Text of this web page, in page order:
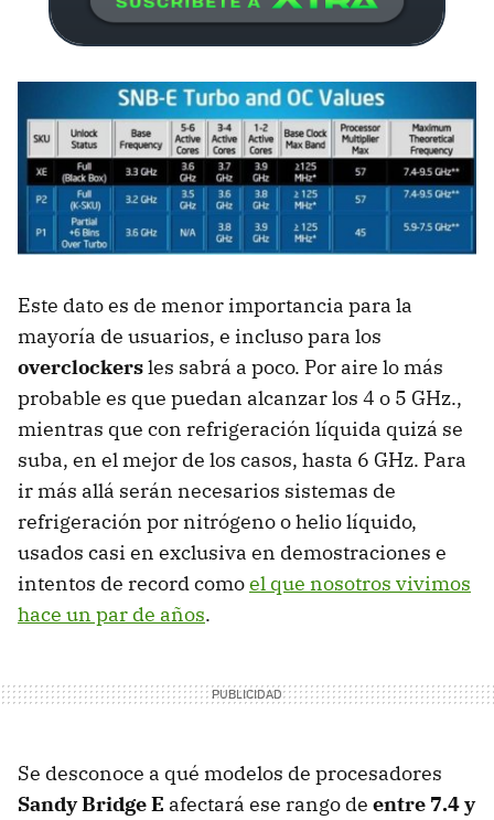
Este dato es de menor importancia para la
mayoría de usuarios, e incluso para los
overclockersles sabrá a poco. Por aire lo más
probable es que puedan alcanzar los 4 o 5 GHz.,
mientras que con refrigeración líquida quizá se
suba, en el mejor de los casos, hasta 6 GHz. Para
ir más allá serán necesarios sistemas de
refrigeración por nitrógeno o helio líquido,
usados casi en exclusiva en demostraciones e
intentos de record comoel que nosotros vivimos
hace un par de años.
Se desconoce a qué modelos de procesadores
Sandy Bridge E afectará ese rango de entre 7.4 y